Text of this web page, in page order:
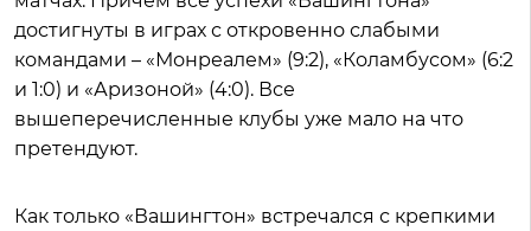
достигнуты в играх с откровенно слабыми
командами – «Монреалем» (9:2), «Коламбусом» (6:2
и 1:0) и «Аризоной» (4:0). Все
вышеперечисленные клубы уже мало на что
претендуют.
Как только «Вашингтон» встречался с крепкими